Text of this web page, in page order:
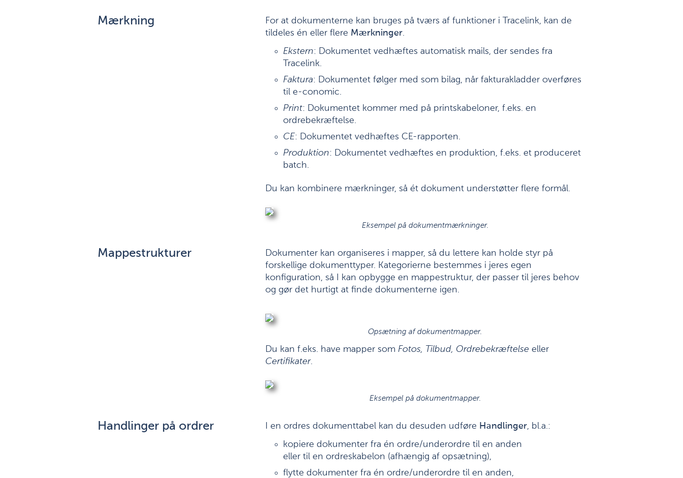
Mærkning
For at dokumenterne kan bruges på tværs af funktioner i Tracelink, kan de
tildeles én eller flere Mærkninger.
Ekstern: Dokumentet vedhæftes automatisk mails, der sendes fra
Tracelink.
Faktura: Dokumentet følger med som bilag, når fakturakladder overføres
til e-conomic.
Print: Dokumentet kommer med på printskabeloner, f.eks. en
ordrebekræftelse.
CE: Dokumentet vedhæftes CE-rapporten.
Produktion: Dokumentet vedhæftes en produktion, f.eks. et produceret
batch.
Du kan kombinere mærkninger, så ét dokument understøtter flere formål.
Eksempel på dokumentmærkninger.
Mappestrukturer
Dokumenter kan organiseres i mapper, så du lettere kan holde styr på
forskellige dokumenttyper. Kategorierne bestemmes i jeres egen
konfiguration, så I kan opbygge en mappestruktur, der passer til jeres behov
og gør det hurtigt at finde dokumenterne igen.
Opsætning af dokumentmapper.
Du kan f.eks. have mapper som Fotos, Tilbud, Ordrebekræftelseeller
Certifikater.
Eksempel på dokumentmapper.
Handlinger på ordrer I en ordres dokumenttabel kan du desuden udføre Handlinger, bl.a.:
kopiere dokumenter fra én ordre/underordre til en anden
eller til en ordreskabelon (afhængig af opsætning),
flytte dokumenter fra én ordre/underordre til en anden,